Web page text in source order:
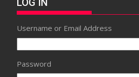
LOG IN
Username or Email Address
Password